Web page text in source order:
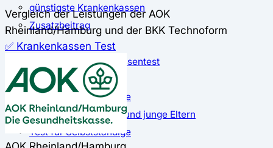
günstigste Krankenkassen
Zusatzbeitrag
✅ Krankenkassen Test
Der große Krankenkassentest
Test für Studierende
Test für Auszubildende
Test für Schwangere und junge Eltern
Test für Selbstständige
Vergleich der Leistungen der AOK
Rheinland/Hamburg und der BKK Technoform